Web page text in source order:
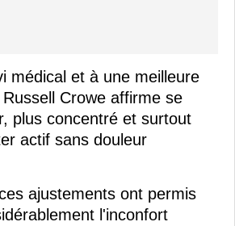
médical et à une meilleure
Crowe affirme se
plus concentré et surtout
actif sans douleur
ajustements ont permis
l'inconfort